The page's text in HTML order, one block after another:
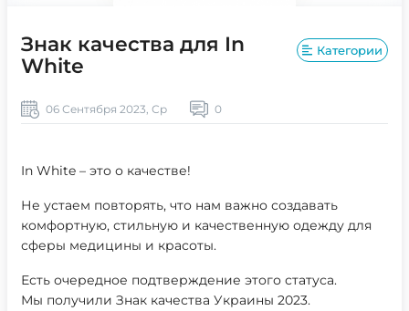
Знак качества для In
White
Категории
06 Сентября 2023, Ср 0
In White – это о качестве!
Не устаем повторять, что нам важно создавать
комфортную, стильную и качественную одежду для
сферы медицины и красоты.
Есть очередное подтверждение этого статуса.
Мы получили Знак качества Украины 2023.